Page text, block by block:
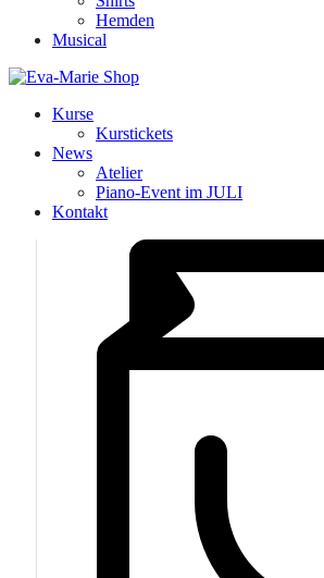
Hemden
Musical
Kurse
Kurstickets
News
Atelier
Piano-Event im JULI
Kontakt